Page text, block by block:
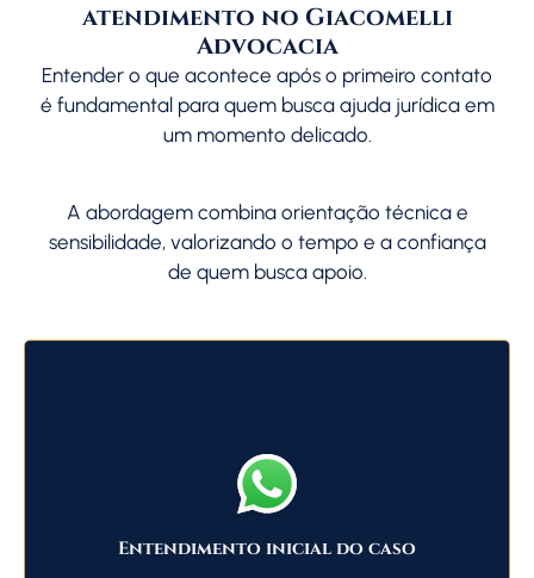
atendimento no Giacomelli
Advocacia
Entender o que acontece após o primeiro contato
é fundamental para quem busca ajuda jurídica em
um momento delicado.
A abordagem combina orientação técnica e
sensibilidade, valorizando o tempo e a confiança
de quem busca apoio.
Entendimento inicial do caso